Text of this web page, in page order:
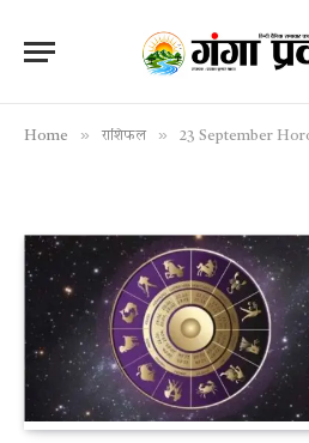
Home » राशिफल » 23 September Horoscope : ऐसा रहेगा